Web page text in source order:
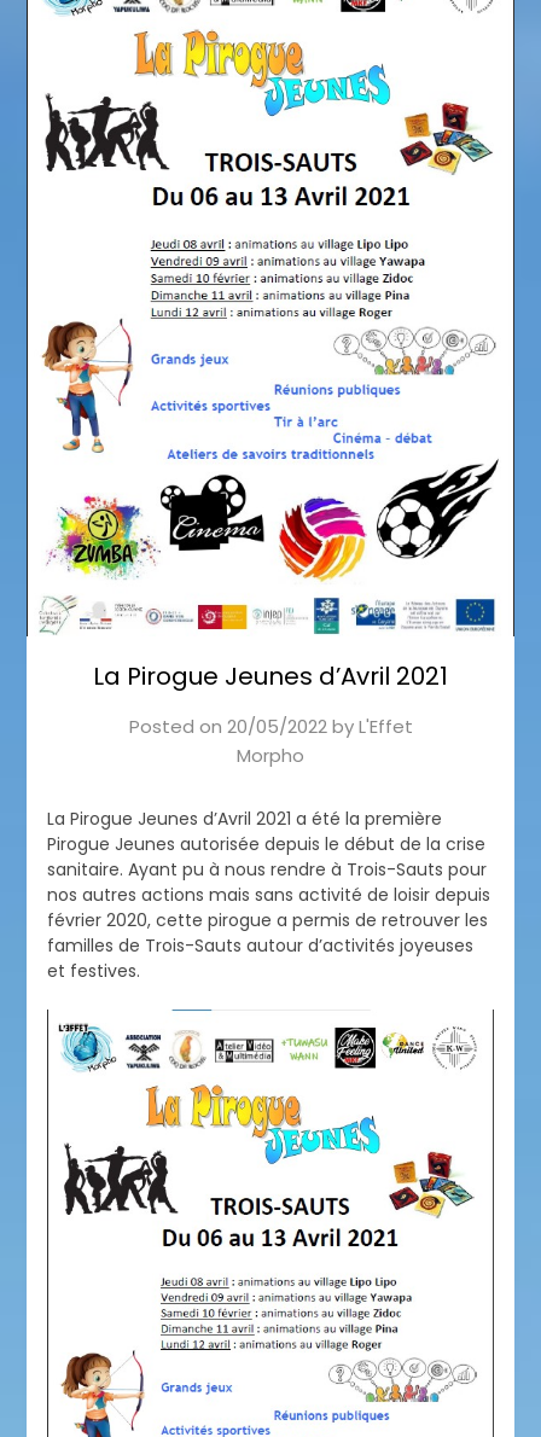
La Pirogue Jeunes d’Avril 2021
Posted on 20/05/2022byL'Effet
Morpho
La Pirogue Jeunes d’Avril 2021 a été la première
Pirogue Jeunes autorisée depuis le début de la crise
sanitaire. Ayant pu à nous rendre à Trois-Sauts pour
nos autres actions mais sans activité de loisir depuis
février 2020, cette pirogue a permis de retrouver les
familles de Trois-Sauts autour d’activités joyeuses
et festives.